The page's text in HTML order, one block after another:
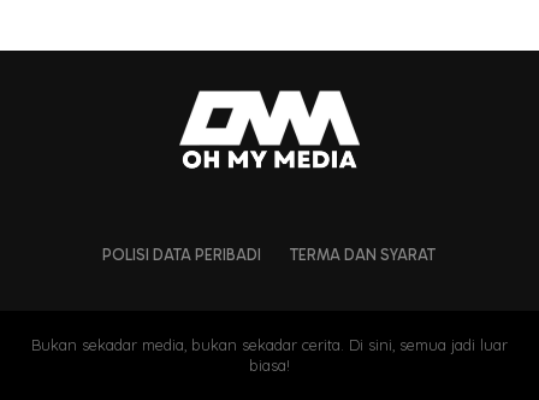
POLISI DATA PERIBADI TERMA DAN SYARAT
Bukan sekadar media, bukan sekadar cerita. Di sini, semua jadi luar
biasa!